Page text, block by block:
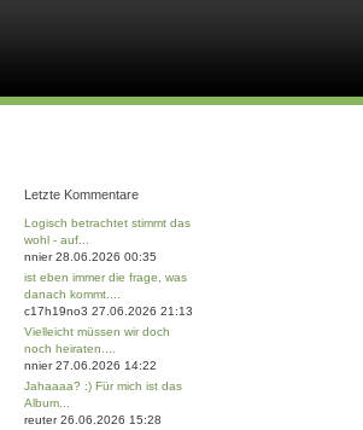
Letzte Kommentare
Logisch betrachtet stimmt das
wohl - auf...
nnier 28.06.2026 00:35
ist eben immer die frage, was
danach kommt....
c17h19no3 27.06.2026 21:13
Vielleicht müssen wir doch
noch heiraten....
nnier 27.06.2026 14:22
Jahaaaa? :) Für mich ist das
Album...
reuter 26.06.2026 15:28